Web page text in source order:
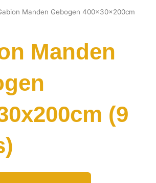
Manden Gebogen 400x30x200cm
Manden
(9